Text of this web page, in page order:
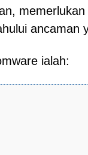
ancaman
ialah: